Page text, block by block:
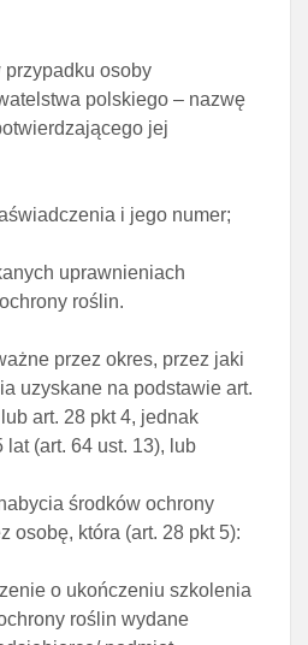
przypadku osoby
polskiego – nazwę
jej
i jego numer;
uprawnieniach
roślin.
przez okres, przez jaki
uzyskane na podstawie art.
art. 28 pkt 4, jednak
lat (art. 64 ust. 13), lub
środków ochrony
osobę, która (art. 28 pkt 5):
o ukończeniu szkolenia
roślin wydane